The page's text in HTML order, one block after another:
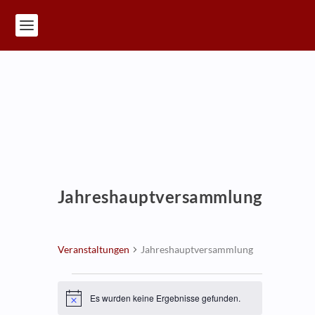
Jahreshauptversammlung
Veranstaltungen Jahreshauptversammlung
Veranstaltungen
HinweisEs wurden keine Ergebnisse gefunden.